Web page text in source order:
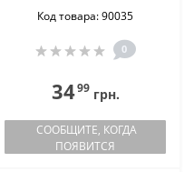
Код товара: 90035
0
3499грн.
СООБЩИТЕ, КОГДА
ПОЯВИТСЯ